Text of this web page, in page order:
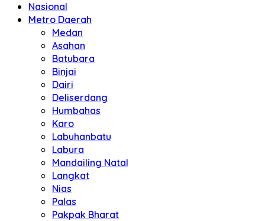
Nasional
Metro Daerah
Medan
Asahan
Batubara
Binjai
Dairi
Deliserdang
Humbahas
Karo
Labuhanbatu
Labura
Mandailing Natal
Langkat
Nias
Palas
Pakpak Bharat